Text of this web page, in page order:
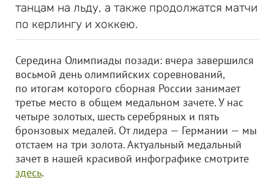
танцам на льду, а также продолжатся матчи
по керлингу и хоккею.
Середина Олимпиады позади: вчера завершился
восьмой день олимпийских соревнований,
по итогам которого сборная России занимает
третье место в общем медальном зачете. У нас
четыре золотых, шесть серебряных и пять
бронзовых медалей. От лидера — Германии — мы
отстаем на три золота. Актуальный медальный
зачет в нашей красивой инфографике смотрите
здесь.